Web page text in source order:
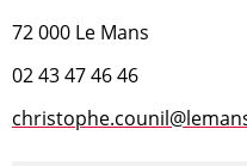
72 000 Le Mans
02 43 47 46 46